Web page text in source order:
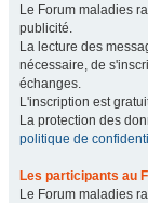
Le Forum maladies
publicité.
La lecture des
nécessaire, de
échanges.
L'inscription est
La protection des
politique de
Les participants au
Le Forum maladies